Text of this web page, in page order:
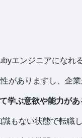
エンジニアになれ
がありますし、企
学ぶ意欲や能力があ
もない状態で転職